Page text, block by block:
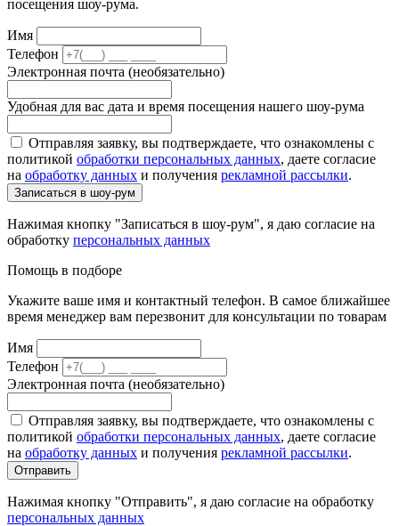
посещения шоу-рума.
Имя
Телефон
Электронная почта (необязательно)
Удобная для вас дата и время посещения нашего шоу-рума
Отправляя заявку, вы подтверждаете, что ознакомлены с
политикой обработки персональных данных, даете согласие
на обработку данных и получения рекламной рассылки.
Записаться в шоу-рум
Нажимая кнопку "Записаться в шоу-рум", я даю согласие на
обработку персональных данных
Помощь в подборе
Укажите ваше имя и контактный телефон. В самое ближайшее
время менеджер вам перезвонит для консультации по товарам
Имя
Телефон
Электронная почта (необязательно)
Отправляя заявку, вы подтверждаете, что ознакомлены с
политикой обработки персональных данных, даете согласие
на обработку данных и получения рекламной рассылки.
Отправить
Нажимая кнопку "Отправить", я даю согласие на обработку
персональных данных